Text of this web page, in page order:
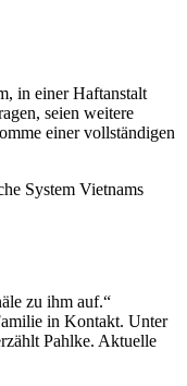
in einer Haftanstalt
seien weitere
einer vollständigen
System Vietnams
zu ihm auf.“
in Kontakt. Unter
Pahlke. Aktuelle